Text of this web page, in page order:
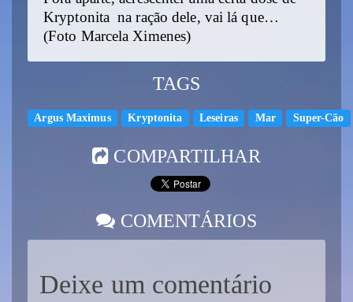
Kryptonita na ração dele, vai lá que…
(Foto Marcela Ximenes)
TAGS
Argus Maximus Kryptonita Leseiras Mar Super-Cão
COMPARTILHAR
COMENTÁRIOS
Deixe um comentário